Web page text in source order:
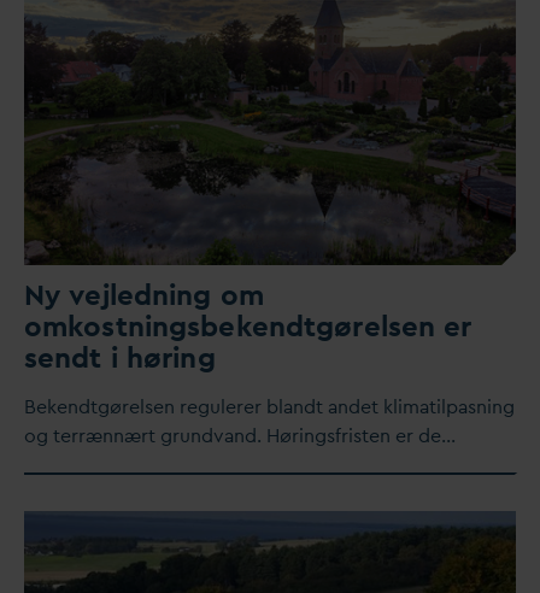
Ny vejledning om
omkostningsbekendtgørelsen er
sendt i høring
Bekendtgørelsen regulerer blandt andet klimatilpasning
og terrænnært grundvand. Høringsfristen er de…